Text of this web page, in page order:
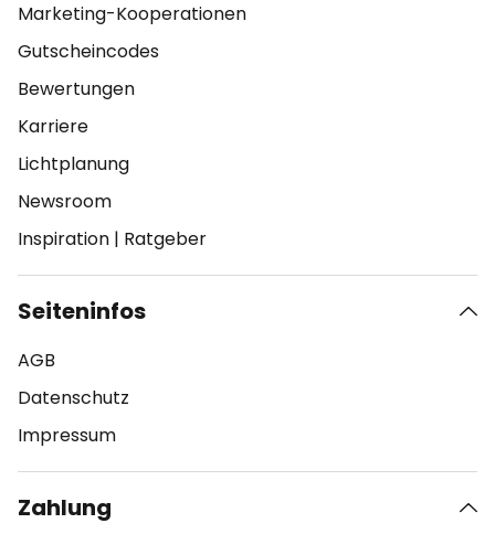
Marketing-Kooperationen
Gutscheincodes
Bewertungen
Karriere
Lichtplanung
Newsroom
Inspiration | Ratgeber
Seiteninfos
AGB
Datenschutz
Impressum
Zahlung